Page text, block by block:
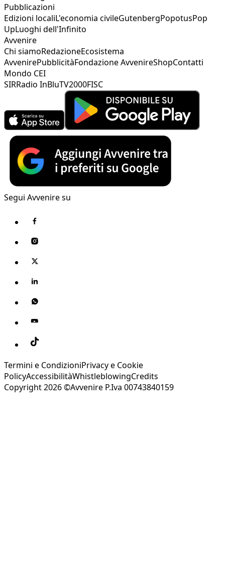
Pubblicazioni
Edizioni localiL'economia civileGutenbergPopotusPop
UpLuoghi dell'Infinito
Avvenire
Chi siamoRedazioneEcosistema
AvvenirePubblicitàFondazione AvvenireShopContatti
Mondo CEI
SIRRadio InBluTV2000FISC
Segui Avvenire su
Termini e CondizioniPrivacy e Cookie
PolicyAccessibilitàWhistleblowingCredits
Copyright 2026 ©Avvenire P.Iva 00743840159